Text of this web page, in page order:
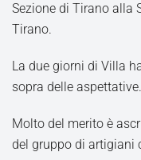
Sezione di Tirano alla
Tirano.
La due giorni di Villa
sopra delle aspettative.
Molto del merito è
del gruppo di artigiani